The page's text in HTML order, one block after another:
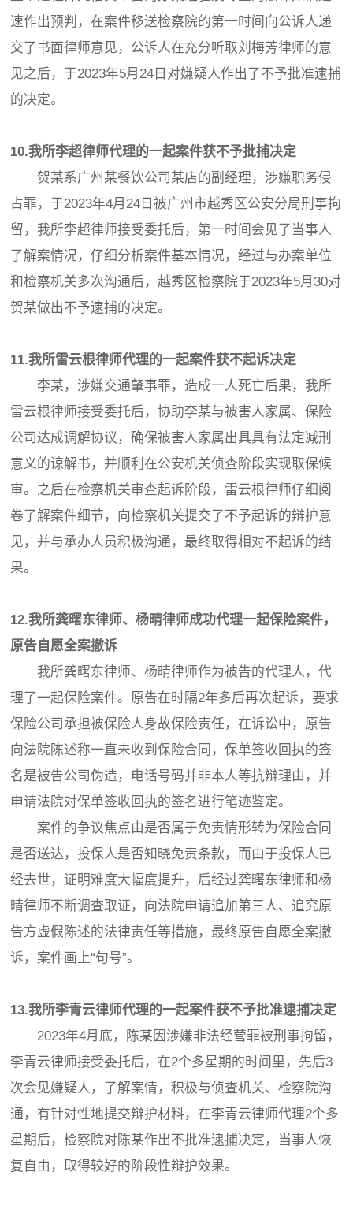
速作出预判，在案件移送检察院的第一时间向公诉人递
交了书面律师意见，公诉人在充分听取刘梅芳律师的意
见之后，于2023年5月24日对嫌疑人作出了不予批准逮捕
的决定。
10.我所李超律师代理的一起案件获不予批捕决定
贺某系广州某餐饮公司某店的副经理，涉嫌职务侵
占罪，于2023年4月24日被广州市越秀区公安分局刑事拘
留，我所李超律师接受委托后，第一时间会见了当事人
了解案情况，仔细分析案件基本情况，经过与办案单位
和检察机关多次沟通后，越秀区检察院于2023年5月30对
贺某做出不予逮捕的决定。
11.我所雷云根律师代理的一起案件获不起诉决定
李某，涉嫌交通肇事罪，造成一人死亡后果，我所
雷云根律师接受委托后，协助李某与被害人家属、保险
公司达成调解协议，确保被害人家属出具具有法定减刑
意义的谅解书，并顺利在公安机关侦查阶段实现取保候
审。之后在检察机关审查起诉阶段，雷云根律师仔细阅
卷了解案件细节，向检察机关提交了不予起诉的辩护意
见，并与承办人员积极沟通，最终取得相对不起诉的结
果。
12.我所龚曙东律师、杨晴律师成功代理一起保险案件，
原告自愿全案撤诉
我所龚曙东律师、杨晴律师作为被告的代理人，代
理了一起保险案件。原告在时隔2年多后再次起诉，要求
保险公司承担被保险人身故保险责任，在诉讼中，原告
向法院陈述称一直未收到保险合同，保单签收回执的签
名是被告公司伪造，电话号码并非本人等抗辩理由，并
申请法院对保单签收回执的签名进行笔迹鉴定。
案件的争议焦点由是否属于免责情形转为保险合同
是否送达，投保人是否知晓免责条款，而由于投保人已
经去世，证明难度大幅度提升，后经过龚曙东律师和杨
晴律师不断调查取证，向法院申请追加第三人、追究原
告方虚假陈述的法律责任等措施，最终原告自愿全案撤
诉，案件画上“句号”。
13.我所李青云律师代理的一起案件获不予批准逮捕决定
2023年4月底，陈某因涉嫌非法经营罪被刑事拘留，
李青云律师接受委托后，在2个多星期的时间里，先后3
次会见嫌疑人，了解案情，积极与侦查机关、检察院沟
通，有针对性地提交辩护材料，在李青云律师代理2个多
星期后，检察院对陈某作出不批准逮捕决定，当事人恢
复自由，取得较好的阶段性辩护效果。